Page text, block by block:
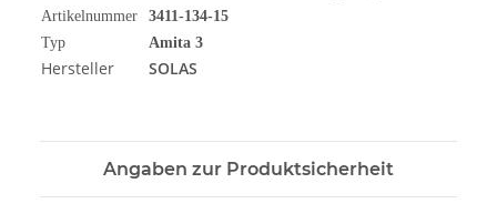
Artikelnummer
3411-134-15
Typ
Amita 3
Hersteller SOLAS
Angaben zur Produktsicherheit